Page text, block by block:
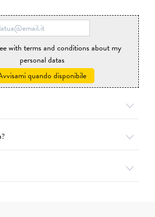
with terms and conditions about my
personal datas
quando disponibile